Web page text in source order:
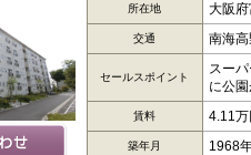
所在地 大阪
交通 南海
セールスポイント
スー
に公
賃料 4.11万
築年月 1968